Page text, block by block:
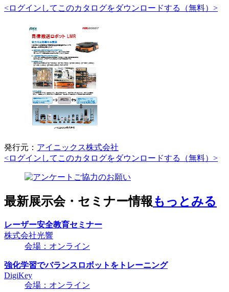
<ログインしてこのカタログをダウンロードする（無料）>
発行元： アイニックス株式会社
<ログインしてこのカタログをダウンロードする（無料）>
最新展示会・セミナー情報もっとみる
レーザー安全教育セミナー
株式会社光響
会場：オンライン
強化学習でバランスロボットをトレーニング
DigiKey
会場：オンライン